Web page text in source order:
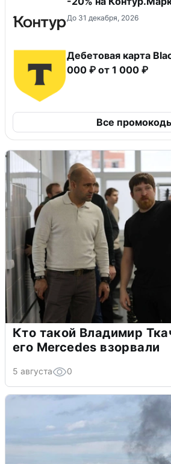
До 31 декабря, 2026
Дебетовая карта
000 ₽ от 1 000 ₽
Все
Кто такой Владимир
его Mercedes взорвали
5 августа 0